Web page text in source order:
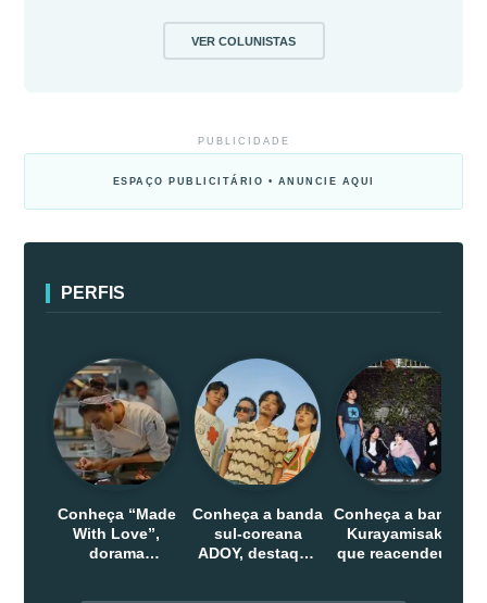
VER COLUNISTAS
PUBLICIDADE
ESPAÇO PUBLICITÁRIO • ANUNCIE AQUI
PERFIS
Conheça “Made
With Love”,
dorama
Conheça a banda
sul-coreana
ADOY, destaque
Conheça a banda
Kurayamisaka
que reacendeu o